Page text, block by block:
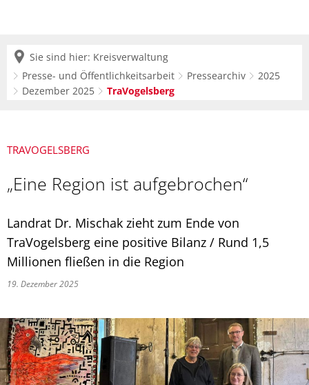
Sie sind hier: Kreisverwaltung
Presse- und Öffentlichkeitsarbeit
Pressearchiv
2025
Dezember 2025
TraVogelsberg
TRAVOGELSBERG
„Eine Region ist aufgebrochen“
Landrat Dr. Mischak zieht zum Ende von
TraVogelsberg eine positive Bilanz / Rund 1,5
Millionen fließen in die Region
19. Dezember 2025